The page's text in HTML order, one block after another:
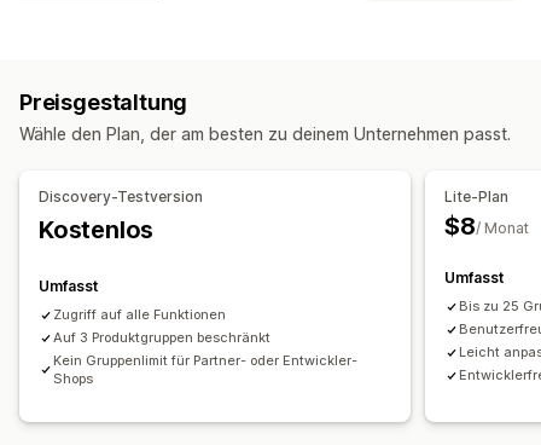
Preisgestaltung
Inventar
Ausverkaufte Artikel ausblenden
Preisgestaltung
Wähle den Plan, der am besten zu deinem Unternehmen passt.
Discovery-Testversion
Kostenlos
Umfasst
Zugriff auf alle Funktionen
Auf 3 Produktgruppen beschränkt
Kein Gruppenlimit für Partner- oder Entwickler-
Shops
Lite-Plan
$8/ Monat
Umfasst
Bis zu 25
Leicht